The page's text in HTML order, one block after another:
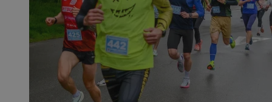
Niezbędne Wydajność Targetowanie
Niezbędne pliki cookie umożliwiają korzystanie z podstawowych
takich jak logowanie użytkownika i zarządzanie kontem. Bez
można prawidłowo korzystać ze strony internetowej.
Nazwa
Provider
Domena
SessID